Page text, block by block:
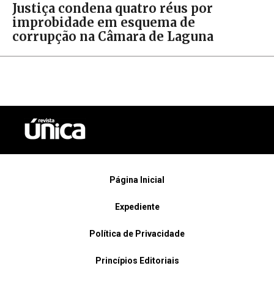
Justiça condena quatro réus por
improbidade em esquema de
corrupção na Câmara de Laguna
Página Inicial
Expediente
Política de Privacidade
Princípios Editoriais